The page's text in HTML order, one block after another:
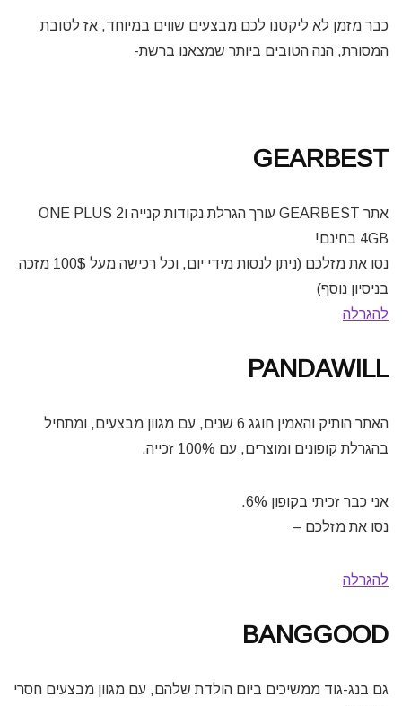
כבר מזמן לא ליקטנו לכם מבצעים שווים במיוחד, אז לטובת
המסורת, הנה הטובים ביותר שמצאנו ברשת-
GEARBEST
אתר GEARBEST עורך הגרלת נקודות קנייה וONE PLUS 2
4GB בחינם!
נסו את מזלכם (ניתן לנסות מידי יום, וכל רכישה מעל 100$ מזכה
בניסיון נוסף)
להגרלה
PANDAWILL
האתר הותיק והאמין חוגג 6 שנים, עם מגוון מבצעים, ומתחיל
בהגרלת קופונים ומוצרים, עם 100% זכייה.
אני כבר זכיתי בקופון 6%.
נסו את מזלכם –
להגרלה
BANGGOOD
גם בנג-גוד ממשיכים ביום הולדת שלהם, עם מגוון מבצעים חסרי